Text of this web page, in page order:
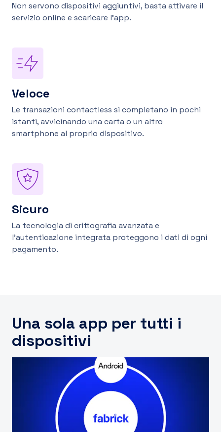
Non servono dispositivi aggiuntivi, basta attivare il
servizio online e scaricare l'app.
Veloce
Le transazioni contactless si completano in pochi
istanti, avvicinando una carta o un altro
smartphone al proprio dispositivo.
Sicuro
La tecnologia di crittografia avanzata e
l'autenticazione integrata proteggono i dati di ogni
pagamento.
Una sola app per tutti i
dispositivi